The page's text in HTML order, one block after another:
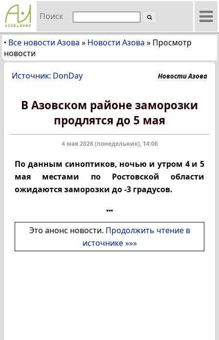
Поиск
• Все новости Азова » Новости Азова » Просмотр
новости
Источник: DonDay Новости Азова
В Азовском районе заморозки
продлятся до 5 мая
4 мая 2026 (понедельник), 14:06
По данным синоптиков, ночью и утром 4 и 5
мая местами по Ростовской области
ожидаются заморозки до -3 градусов.
Это анонс новости. Продолжить чтение в
источнике »»»